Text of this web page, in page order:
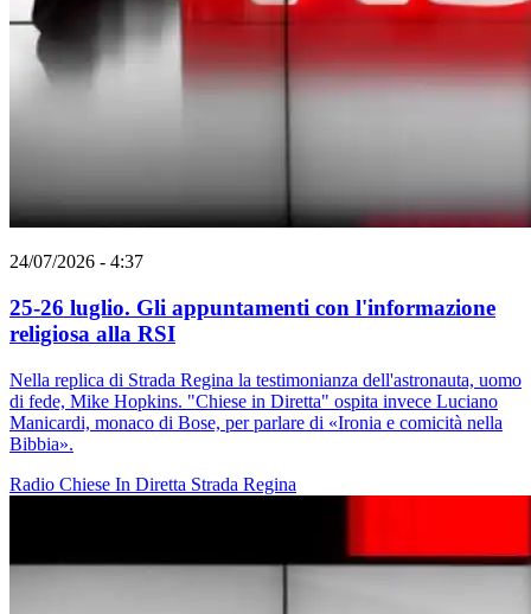
24/07/2026 - 4:37
25-26 luglio. Gli appuntamenti con l'informazione
religiosa alla RSI
Nella replica di Strada Regina la testimonianza dell'astronauta, uomo
di fede, Mike Hopkins. "Chiese in Diretta" ospita invece Luciano
Manicardi, monaco di Bose, per parlare di «Ironia e comicità nella
Bibbia».
Radio Chiese In Diretta Strada Regina